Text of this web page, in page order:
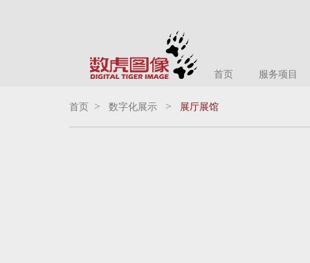
首页 服务项目
首页 > 数字化展示 > 展厅展馆